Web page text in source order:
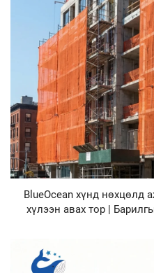
BlueOcean хүнд нөхцөлд
хүлээн авах тор |